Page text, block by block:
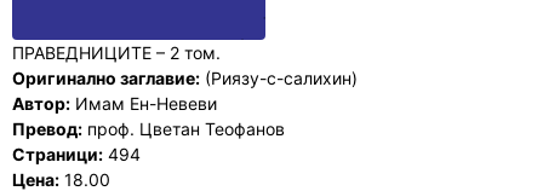
ПРАВЕДНИЦИТЕ – 2 том.
Оригинално заглавие: (Риязу-с-салихин)
Автор: Имам Ен-Невеви
Превод: проф. Цветан Теофанов
Страници: 494
Цена: 18.00